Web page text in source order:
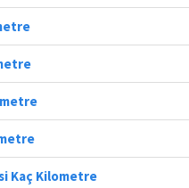
Kaç Kilometre